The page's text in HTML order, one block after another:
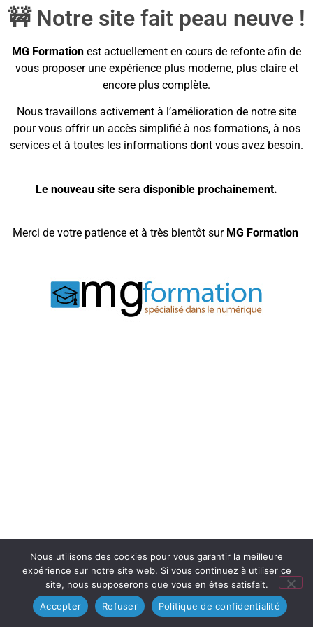
🚧 Notre site fait peau neuve !
MG Formation est actuellement en cours de refonte afin de
vous proposer une expérience plus moderne, plus claire et
encore plus complète.
Nous travaillons activement à l’amélioration de notre site
pour vous offrir un accès simplifié à nos formations, à nos
services et à toutes les informations dont vous avez besoin.
Le nouveau site sera disponible prochainement.
Merci de votre patience et à très bientôt sur MG Formation
Nous utilisons des cookies pour vous garantir la meilleure
expérience sur notre site web. Si vous continuez à utiliser ce
site, nous supposerons que vous en êtes satisfait.
Accepter
Refuser Politique de confidentialité